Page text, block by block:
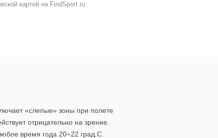
картой на FindSport.ru
«слепые» зоны при полете
отрицательно на зрение.
время года 20÷22 град.С.